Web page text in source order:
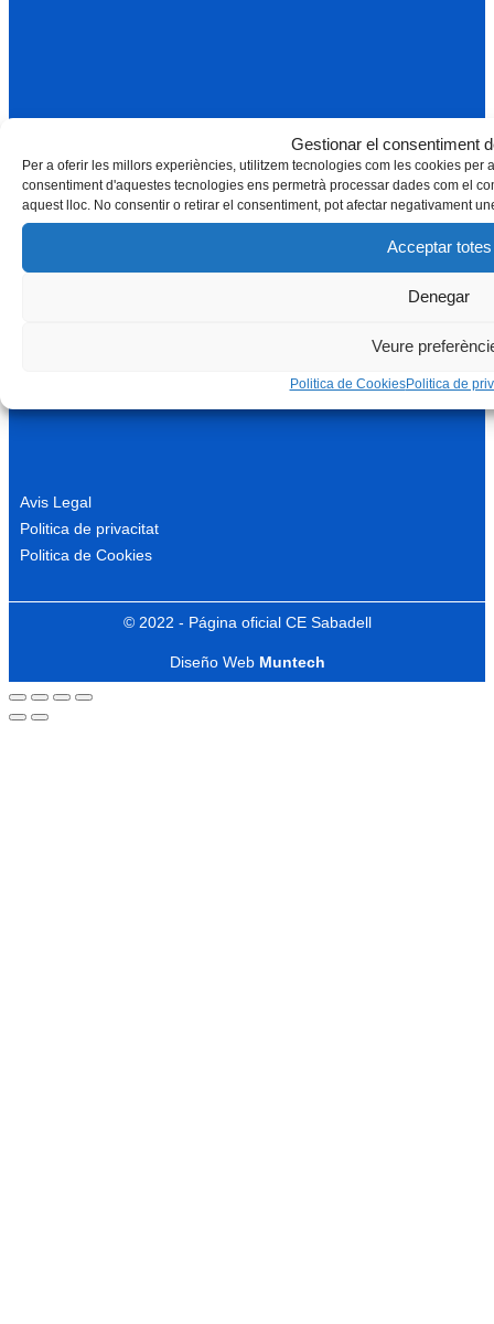
Gestionar el consentiment
Per a oferir les millors experiències, utilitzem tecnologies com les cookies
consentiment d'aquestes tecnologies ens permetrà processar dades com el
aquest lloc. No consentir o retirar el consentiment, pot afectar negativament
Acceptar totes
Denegar
Veure
Politica de CookiesPolitica de
Avis Legal
Politica de privacitat
Politica de Cookies
© 2022 - Página oficial CE Sabadell
Diseño Web Muntech